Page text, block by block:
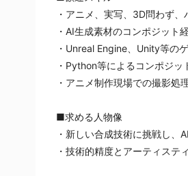
・アニメ、実写、3D問わず
・AI生成素材のコンポジット
・Unreal Engine、Unity等の
・Python等によるコンポジ
・アニメ制作現場での撮影処
・新しい合成技術に挑戦し、
・技術的精度とアーティステ